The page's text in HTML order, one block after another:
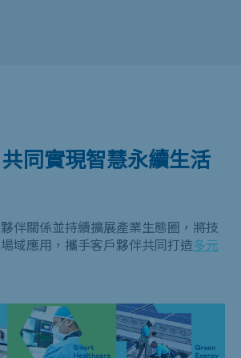
同實現智慧永續生活
伴關係並持續擴展產業生態圈，將技
域應用，攜手客戶夥伴共同打造多元